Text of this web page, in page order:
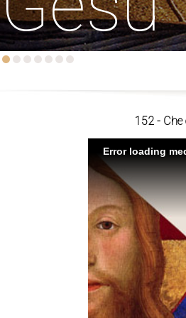
152 - Che
Error loading